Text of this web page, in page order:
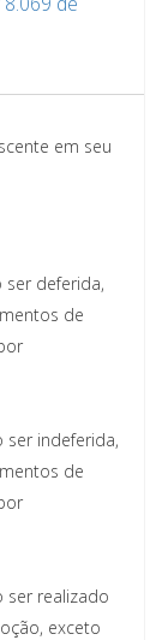
em seu
ser deferida,
de
ser indeferida,
de
ser realizado
exceto